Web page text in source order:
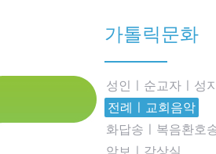
가톨릭문화
성인ㅣ순교자ㅣ성
전례ㅣ교회음악
화답송ㅣ복음환호
악보ㅣ감상실